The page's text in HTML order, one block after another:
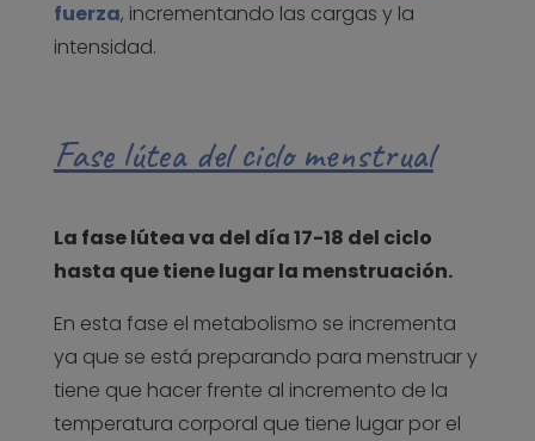
fuerza, incrementando las cargas y la
intensidad.
Fase lútea del ciclo menstrual
La fase lútea va del día 17-18 del ciclo
hasta que tiene lugar la menstruación.
En esta fase el metabolismo se incrementa
ya que se está preparando para menstruar y
tiene que hacer frente al incremento de la
temperatura corporal que tiene lugar por el